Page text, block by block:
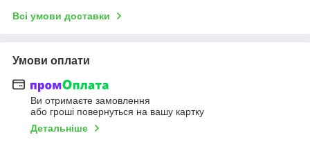
Всі умови доставки
Умови оплати
Ви отримаєте замовлення
або гроші повернуться на вашу картку
Детальніше